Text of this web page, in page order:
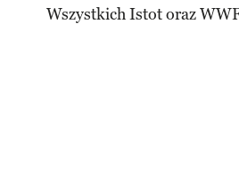
Wszystkich Istot oraz